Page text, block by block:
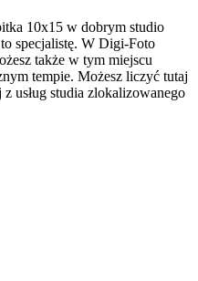
10x15 w dobrym studio
specjalistę. W Digi-Foto
także w tym miejscu
tempie. Możesz liczyć tutaj
usług studia zlokalizowanego